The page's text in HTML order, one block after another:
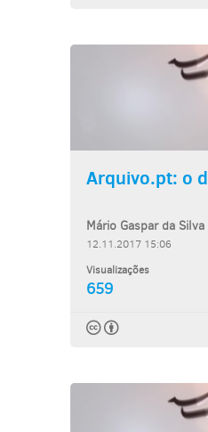
Arquivo.pt: o
Mário Gaspar da Silva
12.11.2017 15:06
Visualizações
659